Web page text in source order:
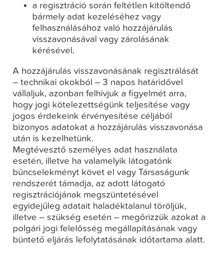
a regisztráció során feltétlen kitöltendő
bármely adat kezeléséhez vagy
felhasználásához való hozzájárulás
visszavonásával vagy zárolásának
kérésével.
A hozzájárulás visszavonásának regisztrálását
– technikai okokból – 3 napos határidővel
vállaljuk, azonban felhívjuk a figyelmét arra,
hogy jogi kötelezettségünk teljesítése vagy
jogos érdekeink érvényesítése céljából
bizonyos adatokat a hozzájárulás visszavonása
után is kezelhetünk.
Megtévesztő személyes adat használata
esetén, illetve ha valamelyik látogatónk
bűncselekményt követ el vagy Társaságunk
rendszerét támadja, az adott látogató
regisztrációjának megszüntetésével
egyidejűleg adatait haladéktalanul töröljük,
illetve – szükség esetén – megőrizzük azokat a
polgári jogi felelősség megállapításának vagy
büntető eljárás lefolytatásának időtartama alatt.